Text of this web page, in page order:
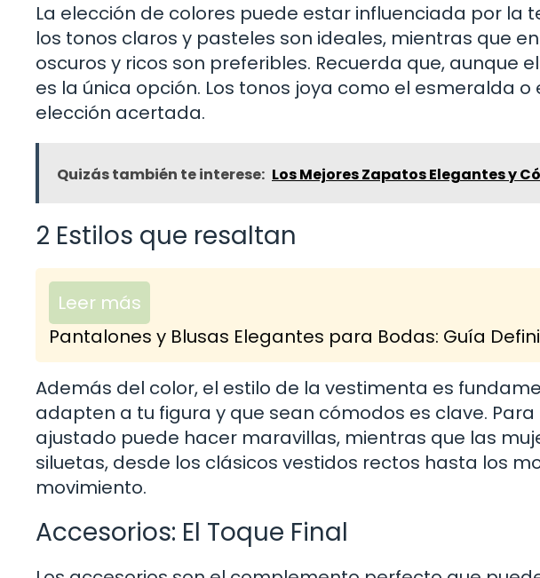
La elección de colores puede estar influenciada por la
los tonos claros y pasteles son ideales, mientras que
oscuros y ricos son preferibles. Recuerda que, aunque
es la única opción. Los tonos joya como el esmeralda
elección acertada.
Quizás también te interese: Los Mejores Zapatos Elegantes y
2 Estilos que resaltan
Leer más
Pantalones y Blusas Elegantes para Bodas: Guía
Además del color, el estilo de la vestimenta es
adapten a tu figura y que sean cómodos es clave.
ajustado puede hacer maravillas, mientras que las
siluetas, desde los clásicos vestidos rectos hasta los
movimiento.
Accesorios: El Toque Final